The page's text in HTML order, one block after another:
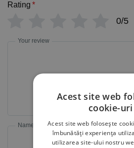
Rating *
0/5
Your review
Name
Acest site web
cookie-uri
Acest site web folosește
îmbunătăți experiența
utilizarea site-ului nostru